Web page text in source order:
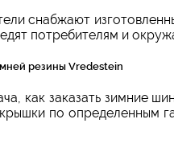
снабжают
потребителям и
резины Vredestein
как заказать зимние
по определенным